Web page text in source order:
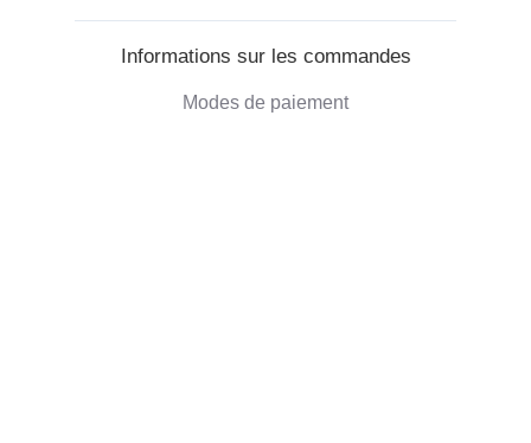
Informations sur les commandes
Modes de paiement